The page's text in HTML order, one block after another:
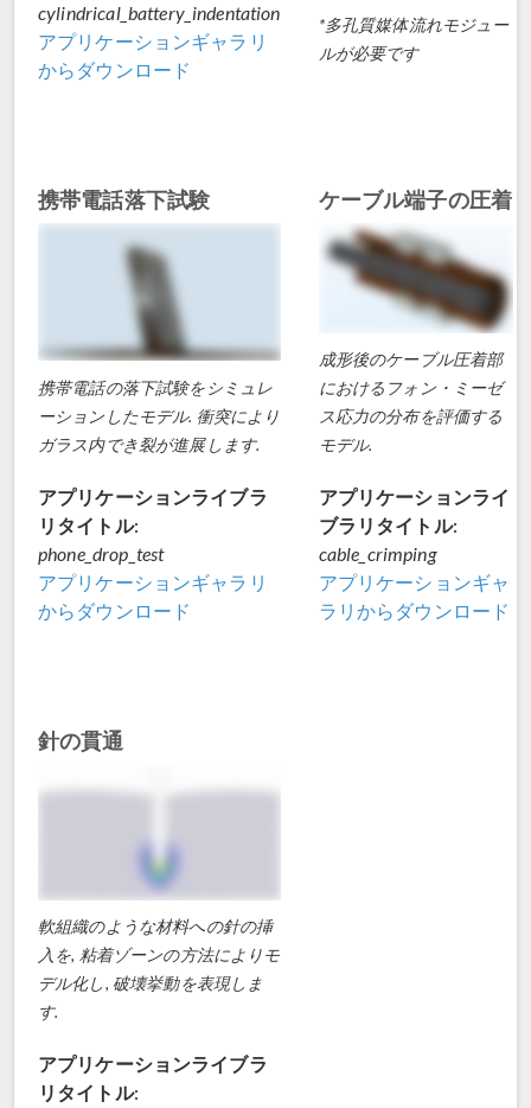
cylindrical_battery_indentation
アプリケーションギャラリ
からダウンロード
*多孔質媒体流れモジュー
ルが必要です
携帯電話落下試験
携帯電話の落下試験をシミュレ
ーションしたモデル. 衝突により
ガラス内でき裂が進展します.
アプリケーションライブラ
リタイトル:
phone_drop_test
アプリケーションギャラリ
からダウンロード
ケーブル端子の圧着
成形後のケーブル圧着部
におけるフォン・ミーゼ
ス応力の分布を評価する
モデル.
アプリケーションライ
ブラリタイトル:
cable_crimping
アプリケーションギャ
ラリからダウンロード
針の貫通
軟組織のような材料への針の挿
入を, 粘着ゾーンの方法によりモ
デル化し, 破壊挙動を表現しま
す.
アプリケーションライブラ
リタイトル: